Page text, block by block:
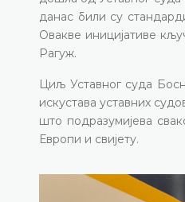
данас били су
Овакве иницијативе
Рагуж.
Циљ Уставног суда
искустава уставних
што подразумијева
Европи и свијету.